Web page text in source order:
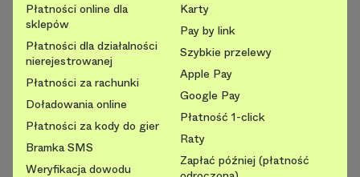
Płatności online dla
sklepów
Płatności dla działalności
nierejestrowanej
Płatności za rachunki
Doładowania online
Płatności za kody do gier
Bramka SMS
Weryfikacja dowodu
Karty
Pay by link
Szybkie przelewy
Apple Pay
Google Pay
Płatność 1-click
Raty
Zapłać później (płatność